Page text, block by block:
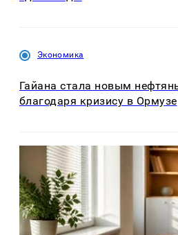
Экономика
Гайана стала новым
благодаря кризису в Ормузе